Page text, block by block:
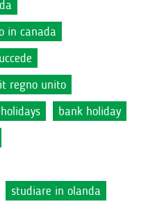
in canada
regno unito
bank holiday
studiare in olanda